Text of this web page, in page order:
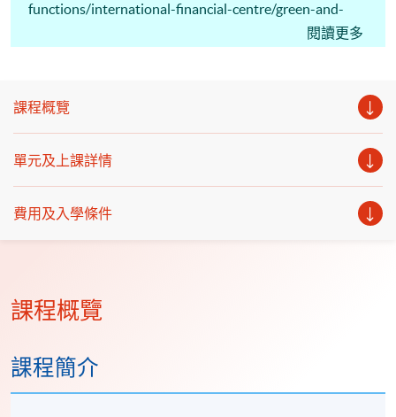
functions/international-financial-centre/green-and-
閱讀更多
課程概覽
單元及上課詳情
費用及入學條件
課程概覽
課程簡介